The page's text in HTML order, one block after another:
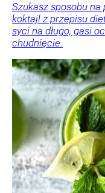
Szukasz sposobu
koktajl z przepisu
syci na długo, gasi
chudnięcie.